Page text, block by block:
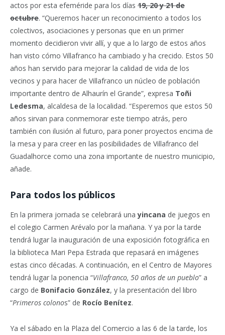
actos por esta efeméride para los días 19, 20 y 21 de
octubre. “Queremos hacer un reconocimiento a todos los
colectivos, asociaciones y personas que en un primer
momento decidieron vivir allí, y que a lo largo de estos años
han visto cómo Villafranco ha cambiado y ha crecido. Estos 50
años han servido para mejorar la calidad de vida de los
vecinos y para hacer de Villafranco un núcleo de población
importante dentro de Alhaurín el Grande”, expresa Toñi
Ledesma, alcaldesa de la localidad. “Esperemos que estos 50
años sirvan para conmemorar este tiempo atrás, pero
también con ilusión al futuro, para poner proyectos encima de
la mesa y para creer en las posibilidades de Villafranco del
Guadalhorce como una zona importante de nuestro municipio,
añade.
Para todos los públicos
En la primera jornada se celebrará unayincana de juegos en
el colegio Carmen Arévalo por la mañana. Y ya por la tarde
tendrá lugar la inauguración de una exposición fotográfica en
la biblioteca Mari Pepa Estrada que repasará en imágenes
estas cinco décadas. A continuación, en el Centro de Mayores
tendrá lugar la ponencia “Villafranco, 50 años de un pueblo” a
cargo de Bonifacio González, y la presentación del libro
“Primeros colonos” de Rocío Benítez.
Ya el sábado en la Plaza del Comercio a las 6 de la tarde, los